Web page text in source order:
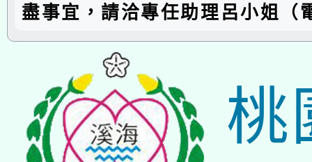
盡事宜，請洽專任助理呂小姐（
桃